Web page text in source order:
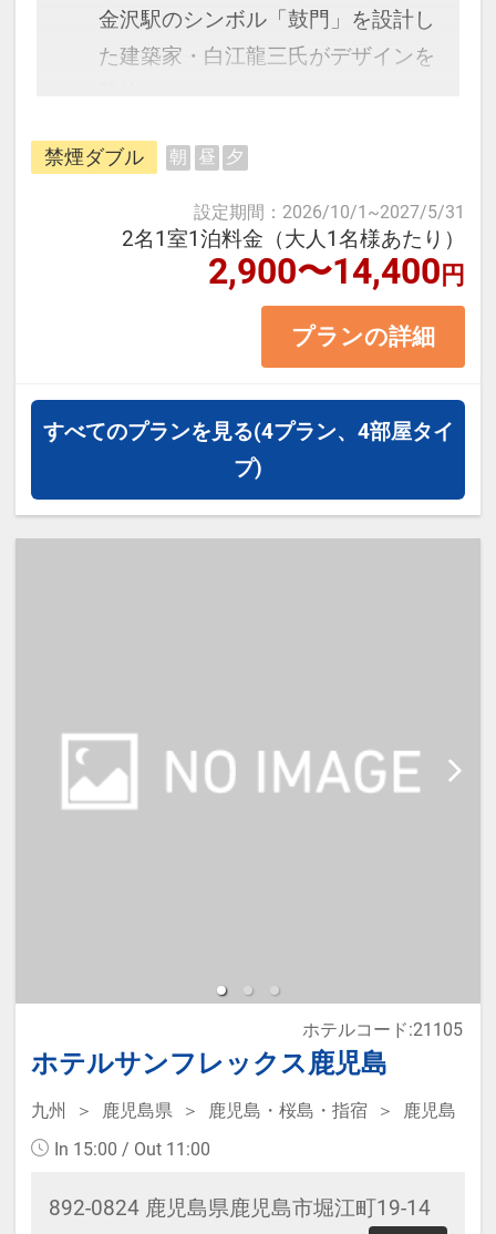
予約のタイミングや空室状況により
代金が変動するため、閲覧時と予約
金沢駅のシンボル「鼓門」を設計し
た建築家・白江龍三氏がデザインを
一望出来、素晴らしい夕日や北陸新
幹線も見る事が出来ます。
＜お部屋タイプ＞禁煙ダブル バ
ス・トイレ付 15平米
正ベット幅：140㎝×1台
二人で1台となります。
【宿泊施設における「こども・添い
※添い寝は正ベッド1台につき1名の
み可能です。
本プランは価格変動制です。
予約のタイミングや空室状況により
代金が変動するため、閲覧時と予約
時で価格が異なる場合があります。
禁煙ダブル 朝 昼 夕
設定期間 ： 2026/10/1 ~2027/5/31
2名1室1泊料金（大人1名様あたり）
2,900〜14,400円
プランの詳細
すべてのプランを見る(4プラン、4部屋タイ
プ)
ホテルサンフレックス鹿児島
ホテルコード:21105
九州 鹿児島県 鹿児島・桜島・指宿
鹿児島
In 15:00 / Out 11:00
892-0824 鹿児島県鹿児島市堀江町19-14